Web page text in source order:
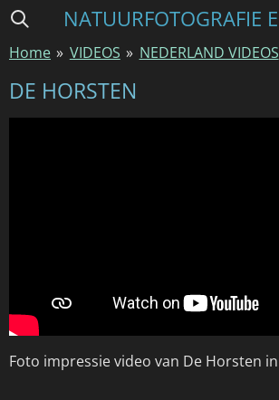
Ga
naar
de
NATUURFOTOGRAFIE
Home » VIDEOS » NEDERLAND VIDEOS
DE HORSTEN
Foto impressie video van De Horsten